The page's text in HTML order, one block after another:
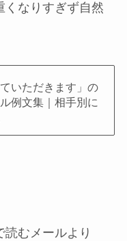
くなりすぎず自然
ていただきます」の
例文集｜相手別に
むメールより